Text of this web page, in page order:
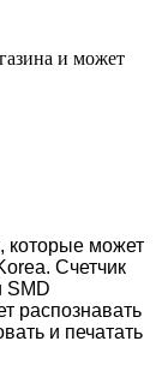
и может
которые может
Счетчик
SMD
распознавать
и печатать